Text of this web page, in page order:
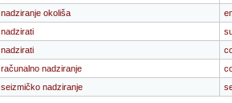
nadziranje okoliša
nadzirati
nadzirati
računalno nadziranje
seizmičko nadziranje